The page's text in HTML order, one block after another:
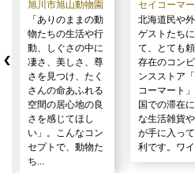
旭川市旭山動物園
「ありのままの動
物たちの生活や行
動、しぐさの中に
凄さ、美しさ、尊
さを見つけ、たく
さんの命あふれる
空間の居心地の良
さを感じてほし
い」。こんなコン
セプトで、動物た
ち...
セイコーマー
北海道民や
ゲストたち
て、とても
存在のコン
ンスストア
コーマート
国での滞在
な生活雑貨
が手に入っ
利です。ワイ